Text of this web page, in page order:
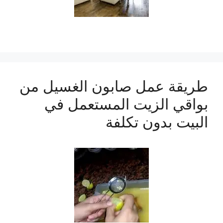
طريقة عمل صابون الغسيل من
بواقي الزيت المستعمل في
البيت بدون تكلفة